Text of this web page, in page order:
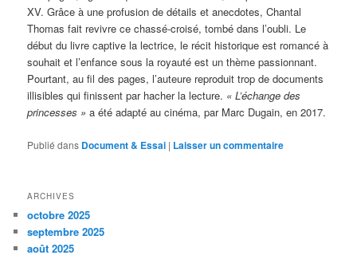
XV. Grâce à une profusion de détails et anecdotes, Chantal
Thomas fait revivre ce chassé-croisé, tombé dans l’oubli. Le
début du livre captive la lectrice, le récit historique est romancé à
souhait et l’enfance sous la royauté est un thème passionnant.
Pourtant, au fil des pages, l’auteure reproduit trop de documents
illisibles qui finissent par hacher la lecture. « L’échange des
princesses » a été adapté au cinéma, par Marc Dugain, en 2017.
Publié dans Document & Essai | Laisser un commentaire
ARCHIVES
octobre 2025
septembre 2025
août 2025